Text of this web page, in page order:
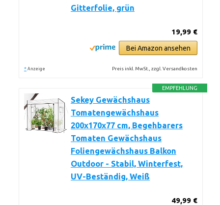
Gitterfolie, grün
19,99 €
Bei Amazon ansehen
* Anzeige Preis inkl. MwSt., zzgl. Versandkosten
EMPFEHLUNG
Sekey Gewächshaus
Tomatengewächshaus
200x170x77 cm, Begehbarers
Tomaten Gewächshaus
Foliengewächshaus Balkon
Outdoor - Stabil, Winterfest,
UV-Beständig, Weiß
49,99 €